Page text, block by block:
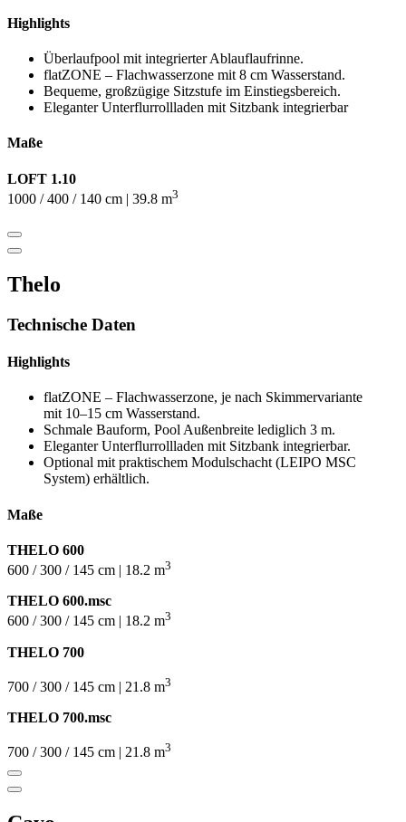
Highlights
Überlaufpool mit integrierter Ablauflaufrinne.
flatZONE – Flachwasserzone mit 8 cm Wasserstand.
Bequeme, großzügige Sitzstufe im Einstiegsbereich.
Eleganter Unterflurrollladen mit Sitzbank integrierbar
Maße
LOFT 1.10
1000 / 400 / 140 cm | 39.8 m3
Thelo
Technische Daten
Highlights
flatZONE – Flachwasserzone, je nach Skimmervariante
mit 10–15 cm Wasserstand.
Schmale Bauform, Pool Außenbreite lediglich 3 m.
Eleganter Unterflurrollladen mit Sitzbank integrierbar.
Optional mit praktischem Modulschacht (LEIPO MSC
System) erhältlich.
Maße
THELO 600
600 / 300 / 145 cm | 18.2 m3
THELO 600.msc
600 / 300 / 145 cm | 18.2 m3
THELO 700
700 / 300 / 145 cm | 21.8 m3
THELO 700.msc
700 / 300 / 145 cm | 21.8 m3